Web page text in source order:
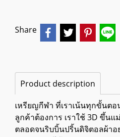
Share
Product description
เหรียญกีฬา ที่เราเน้นทุกขั้นต
ลูกค้าต้องการ เราใช้ 3D ขึ้น
ตลอดจนริบบิ้นปริ้นดิจิตอลผ้า